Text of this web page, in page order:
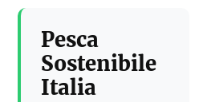
Pesca
Sostenibile
Italia